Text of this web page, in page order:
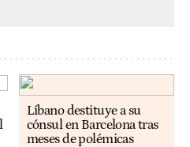
Líbano destituye a su
cónsul en Barcelona tras
meses de polémicas